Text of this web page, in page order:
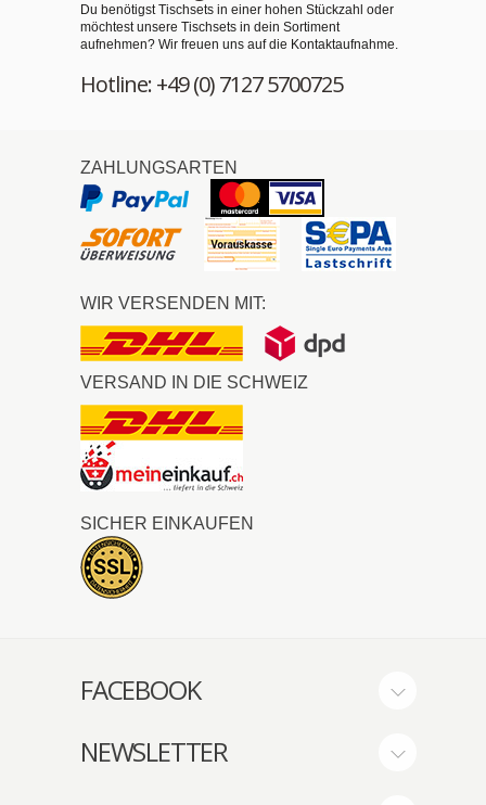
Du benötigst Tischsets in einer hohen Stückzahl oder
möchtest unsere Tischsets in dein Sortiment
aufnehmen? Wir freuen uns auf die Kontaktaufnahme.
Hotline: +49 (0) 7127 5700725
ZAHLUNGSARTEN
WIR VERSENDEN MIT:
VERSAND IN DIE SCHWEIZ
SICHER EINKAUFEN
FACEBOOK
NEWSLETTER